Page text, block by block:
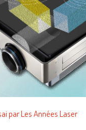
par Les Années Laser